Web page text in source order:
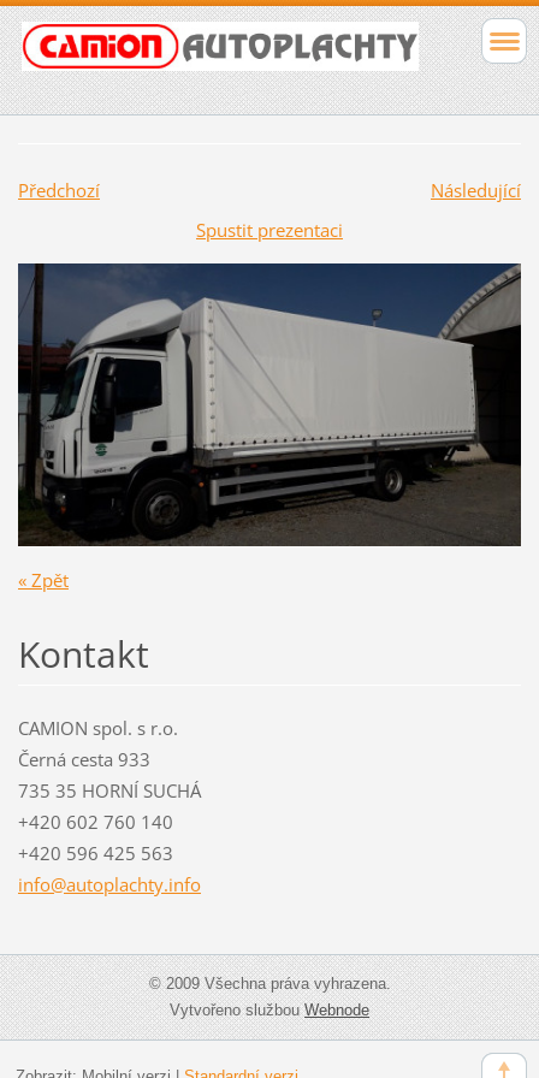
Předchozí
Následující
Spustit prezentaci
« Zpět
Kontakt
CAMION spol. s r.o.
Černá cesta 933
735 35 HORNÍ SUCHÁ
+420 602 760 140
+420 596 425 563
info@autoplachty.info
© 2009 Všechna práva vyhrazena.
Vytvořeno službouWebnode